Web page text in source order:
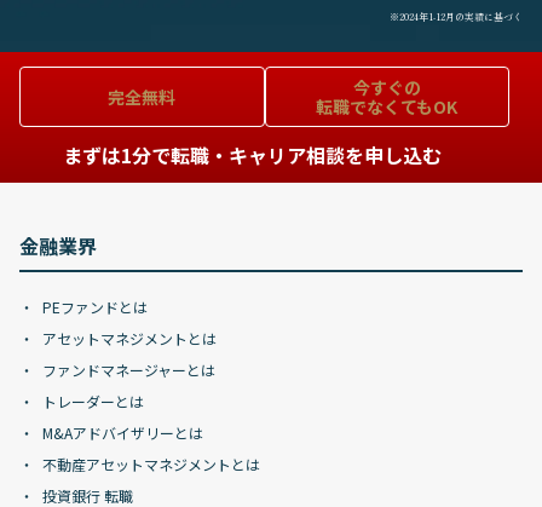
※2024年1-12月の実績に基づく
完全無料
今すぐの
転職でなくてもOK
まずは1分で転職・キャリア相談を申し込む
金融業界
PEファンドとは
アセットマネジメントとは
ファンドマネージャーとは
トレーダーとは
M&Aアドバイザリーとは
不動産アセットマネジメントとは
投資銀行 転職